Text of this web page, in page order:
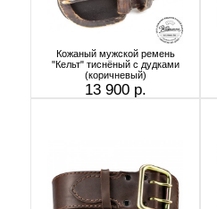
Кожаный мужской ремень
"Кельт" тиснёный с дудками
(коричневый)
13 900 р.